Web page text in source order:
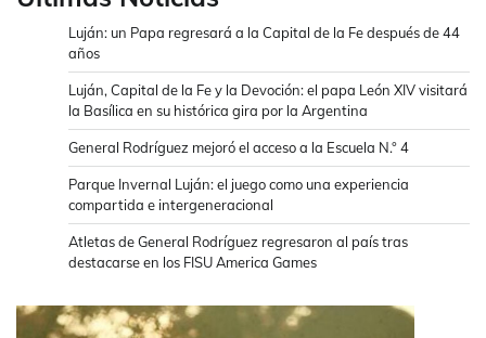
Luján: un Papa regresará a la Capital de la Fe después de 44
años
Luján, Capital de la Fe y la Devoción: el papa León XIV visitará
la Basílica en su histórica gira por la Argentina
General Rodríguez mejoró el acceso a la Escuela N.° 4
Parque Invernal Luján: el juego como una experiencia
compartida e intergeneracional
Atletas de General Rodríguez regresaron al país tras
destacarse en los FISU America Games